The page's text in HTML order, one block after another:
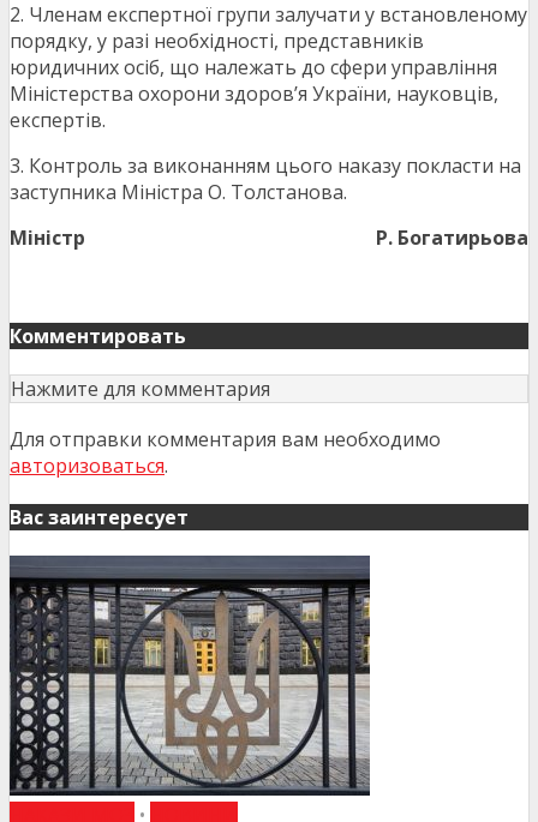
2. Членам експертної групи залучати у встановленому
порядку, у разі необхідності, представників
юридичних осіб, що належать до сфери управління
Міністерства охорони здоров’я України, науковців,
експертів.
3. Контроль за виконанням цього наказу покласти на
заступника Міністра О. Толстанова.
Міністр
Р. Богатирьова
Комментировать
Нажмите для комментария
Для отправки комментария вам необходимо
авторизоваться.
Вас заинтересует
•